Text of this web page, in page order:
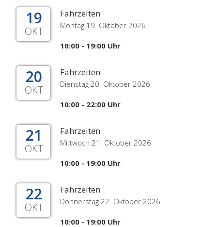
19
OKT
Fahrzeiten
Montag 19. Oktober 2026
10:00 - 19:00 Uhr
20
OKT
Fahrzeiten
Dienstag 20. Oktober 2026
10:00 - 22:00 Uhr
21
OKT
Fahrzeiten
Mittwoch 21. Oktober 2026
10:00 - 19:00 Uhr
22
OKT
Fahrzeiten
Donnerstag 22. Oktober 2026
10:00 - 19:00 Uhr